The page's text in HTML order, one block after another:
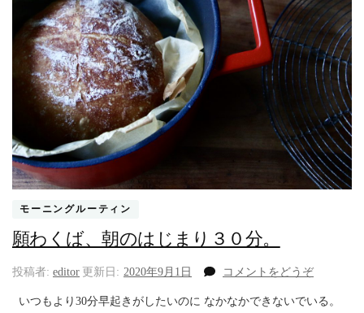
モーニングルーティン
願わくば、朝のはじまり３０分。
投稿者: editor 更新日: 2020年9月1日 コメントをどうぞ(願
く
いつもより30分早起きがしたいのに なかなかできないでいる。